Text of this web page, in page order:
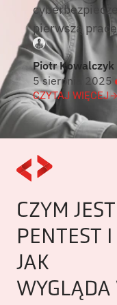
pierwszą
Piotr Kowalczyk
5 sierpnia 2025
CZYTAJ WIĘCEJ
CZYM JEST
PENTEST I
JAK